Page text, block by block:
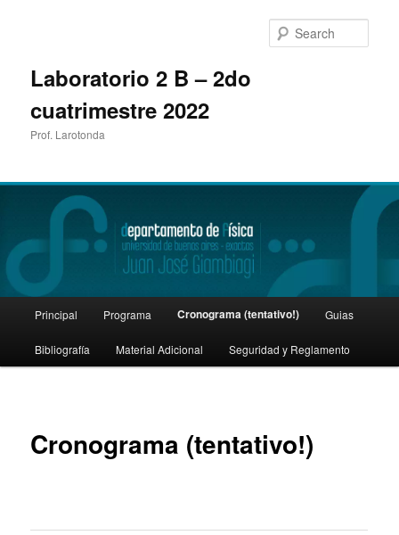
Laboratorio 2 B – 2do
cuatrimestre 2022
Prof. Larotonda
Skip
to
Principal Programa Cronograma (tentativo!) Guias
Bibliografía Material Adicional Seguridad y Reglamento
Cronograma (tentativo!)